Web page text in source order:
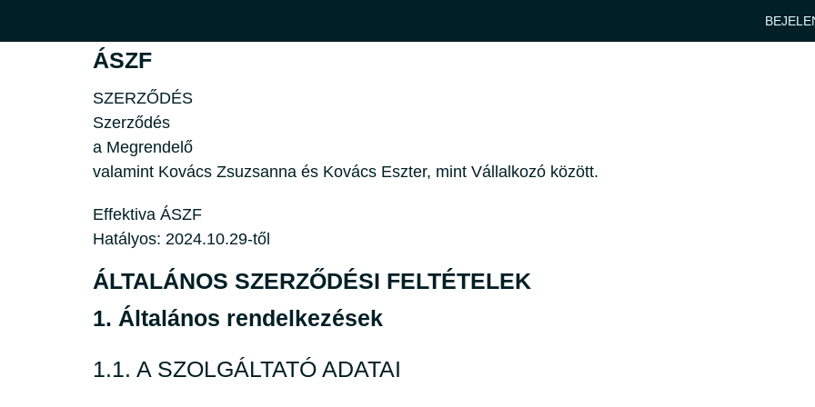
ÁSZF
SZERZŐDÉS
Szerződés
a Megrendelő
valamint Kovács Zsuzsanna és Kovács Eszter, mint Vállalkozó között.
Effektiva ÁSZF
Hatályos: 2024.10.29-től
ÁLTALÁNOS SZERZŐDÉSI FELTÉTELEK
1. Általános rendelkezések
1.1. A SZOLGÁLTATÓ ADATAI